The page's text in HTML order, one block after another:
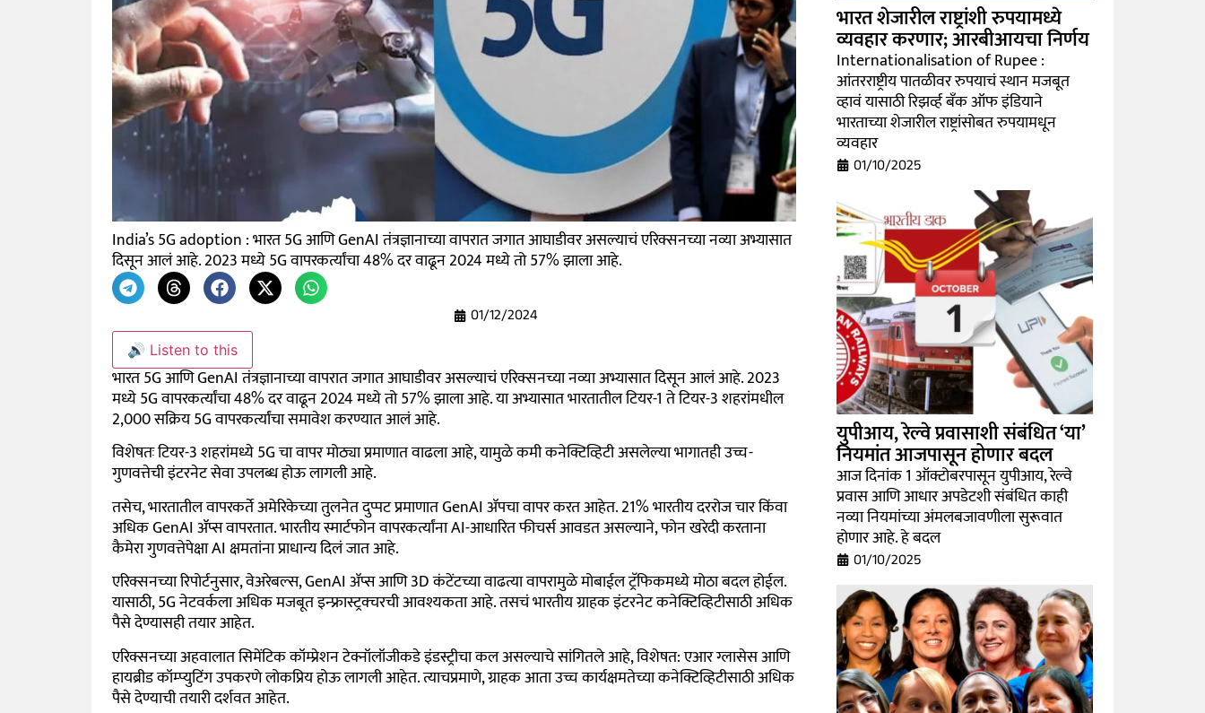
India’s 5G adoption : भारत 5G आणि GenAI तंत्रज्ञानाच्या वापरात जगात आघाडीवर असल्याचं एरिक्सनच्या नव्या अभ्यासात
दिसून आलं आहे. 2023 मध्ये 5G वापरकर्त्यांचा 48% दर वाढून 2024 मध्ये तो 57% झाला आहे.
01/12/2024
🔊 Listen to this
भारत 5G आणि GenAI तंत्रज्ञानाच्या वापरात जगात आघाडीवर असल्याचं एरिक्सनच्या नव्या अभ्यासात दिसून आलं आहे. 2023
मध्ये 5G वापरकर्त्यांचा 48% दर वाढून 2024 मध्ये तो 57% झाला आहे. या अभ्यासात भारतातील टियर-1 ते टियर-3 शहरांमधील
2,000 सक्रिय 5G वापरकर्त्यांचा समावेश करण्यात आलं आहे.
विशेषतः टियर-3 शहरांमध्ये 5G चा वापर मोठ्या प्रमाणात वाढला आहे, यामुळे कमी कनेक्टिव्हिटी असलेल्या भागातही उच्च-
गुणवत्तेची इंटरनेट सेवा उपलब्ध होऊ लागली आहे.
तसेच, भारतातील वापरकर्ते अमेरिकेच्या तुलनेत दुप्पट प्रमाणात GenAI ॲपचा वापर करत आहेत. 21% भारतीय दररोज चार किंवा
अधिक GenAI ॲप्स वापरतात. भारतीय स्मार्टफोन वापरकर्त्यांना AI-आधारित फीचर्स आवडत असल्याने, फोन खरेदी करताना
कैमेरा गुणवत्तेपेक्षा AI क्षमतांना प्राधान्य दिलं जात आहे.
एरिक्सनच्या रिपोर्टनुसार, वेअरेबल्स, GenAI ॲप्स आणि 3D कंटेंटच्या वाढत्या वापरामुळे मोबाईल ट्रॅफिकमध्ये मोठा बदल होईल.
यासाठी, 5G नेटवर्कला अधिक मजबूत इन्फ्रास्ट्रक्चरची आवश्यकता आहे. तसचं भारतीय ग्राहक इंटरनेट कनेक्टिव्हिटीसाठी अधिक
पैसे देण्यासही तयार आहेत.
एरिक्सनच्या अहवालात सिमेंटिक कॉम्प्रेशन टेक्नॉलॉजीकडे इंडस्ट्रीचा कल असल्याचे सांगितले आहे, विशेषत: एआर ग्लासेस आणि
हायब्रीड कॉम्प्युटिंग उपकरणे लोकप्रिय होऊ लागली आहेत. त्याचप्रमाणे, ग्राहक आता उच्च कार्यक्षमतेच्या कनेक्टिव्हिटीसाठी अधिक
पैसे देण्याची तयारी दर्शवत आहेत.
भारत शेजारील राष्ट्रांशी रुपयामध्ये
व्यवहार करणार; आरबीआयचा निर्णय
Internationalisation of Rupee :
आंतरराष्ट्रीय पातळीवर रुपयाचं स्थान मजबूत
व्हावं यासाठी रिझर्व्ह बँक ऑफ इंडियाने
भारताच्या शेजारील राष्ट्रांसोबत रुपयामधून
व्यवहार
01/10/2025
युपीआय, रेल्वे प्रवासाशी संबंधित ‘या’
नियमांत आजपासून होणार बदल
आज दिनांक 1 ऑक्टोबरपासून युपीआय, रेल्वे
प्रवास आणि आधार अपडेटशी संबंधित काही
नव्या नियमांच्या अंमलबजावणीला सुरूवात
होणार आहे. हे बदल
01/10/2025